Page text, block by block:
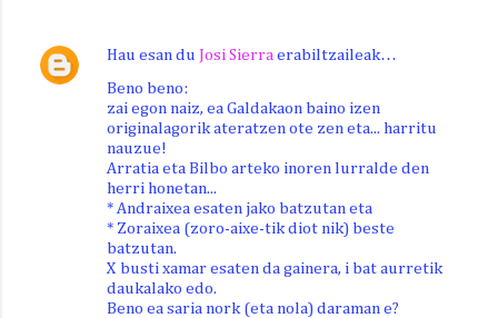
Hau esan du Josi Sierra erabiltzaileak…
Beno beno:
zai egon naiz, ea Galdakaon baino izen
originalagorik ateratzen ote zen eta... harritu
nauzue!
Arratia eta Bilbo arteko inoren lurralde den
herri honetan...
* Andraixea esaten jako batzutan eta
* Zoraixea (zoro-aixe-tik diot nik) beste
batzutan.
X busti xamar esaten da gainera, i bat aurretik
daukalako edo.
Beno ea saria nork (eta nola) daraman e?